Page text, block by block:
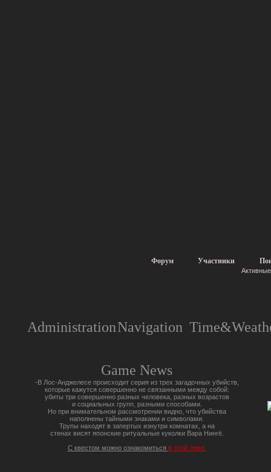
Форум Участники
AdministrationNavigation
Game News
-В Лос-Анджелесе происходит серия из трех загадочных убийств,
которые кажутся совершенно не связанными между собой:
убиты три совершенно разных человека, разных возрастов
и социальных групп, разными способами.
Но при внимательном рассмотрении видно, что убийства
наполнены тайными знаками и символами.
Трупы находят в запертых изнутри комнатах, а на
стенах висят японские ритуальные куколки Вара Нингё.
С квестом можно ознакомиться в этой теме.